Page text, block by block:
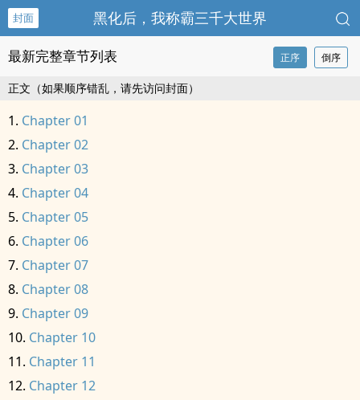
封面 黑化后，我称霸三千大世界
最新完整章节列表 正序 倒序
正文（如果顺序错乱，请先访问封面）
Chapter 01
Chapter 02
Chapter 03
Chapter 04
Chapter 05
Chapter 06
Chapter 07
Chapter 08
Chapter 09
Chapter 10
Chapter 11
Chapter 12